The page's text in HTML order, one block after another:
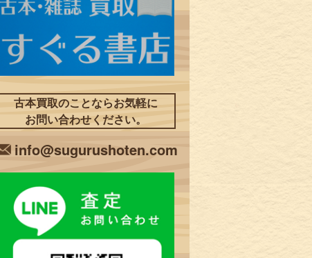
古本買取のことならお気軽に
お問い合わせください。
info@sugurushoten.com